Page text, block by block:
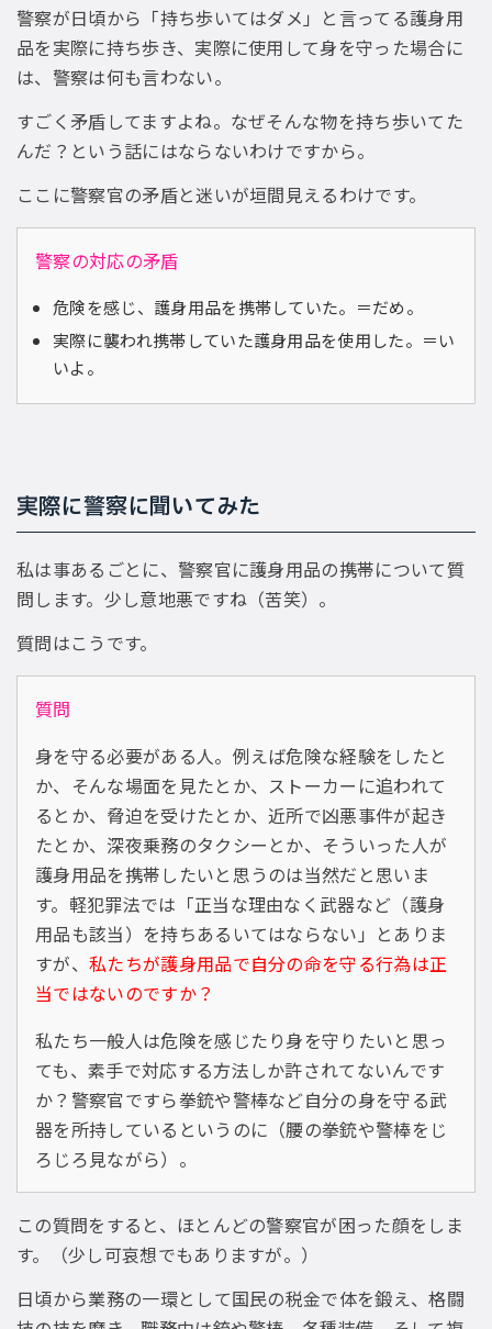
警察が日頃から「持ち歩いてはダメ」と言ってる護身用
品を実際に持ち歩き、実際に使用して身を守った場合に
は、警察は何も言わない。
すごく矛盾してますよね。なぜそんな物を持ち歩いてた
んだ？という話にはならないわけですから。
ここに警察官の矛盾と迷いが垣間見えるわけです。
警察の対応の矛盾
危険を感じ、護身用品を携帯していた。＝だめ。
実際に襲われ携帯していた護身用品を使用した。＝い
いよ。
実際に警察に聞いてみた
私は事あるごとに、警察官に護身用品の携帯について質
問します。少し意地悪ですね（苦笑）。
質問はこうです。
質問
身を守る必要がある人。例えば危険な経験をしたと
か、そんな場面を見たとか、ストーカーに追われて
るとか、脅迫を受けたとか、近所で凶悪事件が起き
たとか、深夜乗務のタクシーとか、そういった人が
護身用品を携帯したいと思うのは当然だと思いま
す。軽犯罪法では「正当な理由なく武器など（護身
用品も該当）を持ちあるいてはならない」とありま
すが、 私たちが護身用品で自分の命を守る行為は正
当ではないのですか？
私たち一般人は危険を感じたり身を守りたいと思っ
ても、素手で対応する方法しか許されてないんです
か？警察官ですら拳銃や警棒など自分の身を守る武
器を所持しているというのに（腰の拳銃や警棒をじ
ろじろ見ながら）。
この質問をすると、ほとんどの警察官が困った顔をしま
す。（少し可哀想でもありますが。）
日頃から業務の一環として国民の税金で体を鍛え、格闘